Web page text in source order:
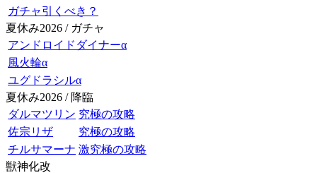
ガチャ引くべき？
夏休み2026 / ガチャ
アンドロイドダイナーα
風火輪α
ユグドラシルα
夏休み2026 / 降臨
ダルマツリン 究極の攻略
佐宗リザ
究極の攻略
チルサマーナ 激究極の攻略
獣神化改